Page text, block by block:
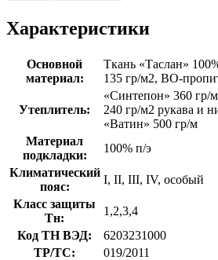
Характеристики
Основной
материал:
Ткань «Таслан»
135 гр/м2, ВО-
Утеплитель:
«Синтепон» 360 гр/
240 гр/м2 рукава и
«Ватин» 500 гр/м
Материал
подкладки:
100% п/э
Климатический
пояс:
I, II, III, IV, особый
Класс защиты
Тн:
1,2,3,4
Код ТН ВЭД:
6203231000
ТР/ТС:
019/2011